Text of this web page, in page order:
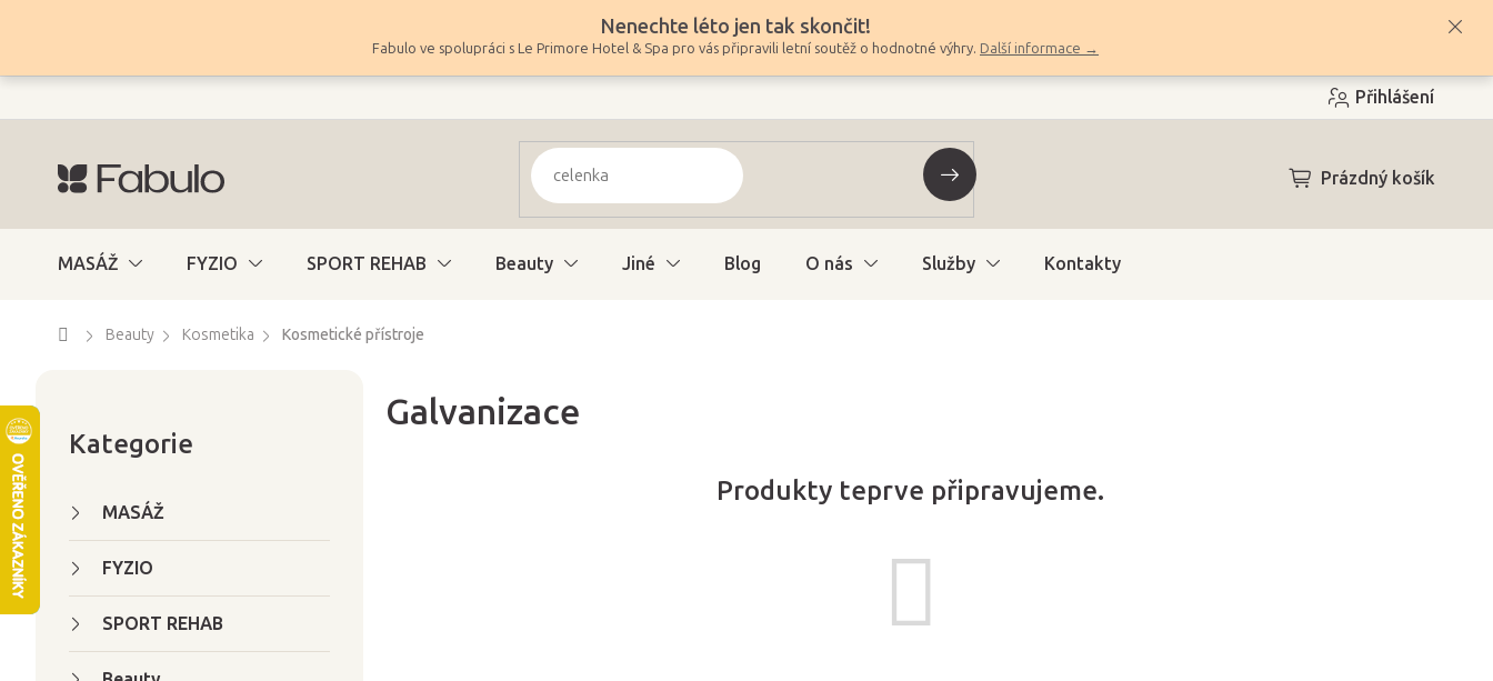
Nenechte léto jen tak skončit!
Fabulo ve spolupráci s Le Primore Hotel & Spa pro vás připravili letní soutěž o hodnotné výhry. Další informace →
Přihlášení
NÁKUPNÍ
Prázdný košík
MASÁŽ FYZIO SPORT REHAB Beauty Jiné Blog O nás Služby Kontakty
DomůBeauty Kosmetika Kosmetické přístroje
n
kategorie
Kategorie
MASÁŽ
FYZIO
SPORT REHAB
Galvanizace
Produkty teprve připravujeme.